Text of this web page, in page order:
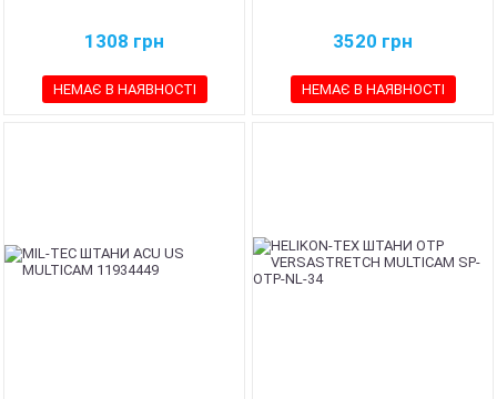
1308 грн
НЕМАЄ В НАЯВНОСТІ
3520 грн
НЕМАЄ В НАЯВНОСТІ